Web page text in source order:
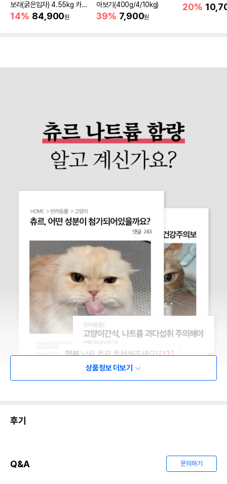
보라(굵은입자) 4.55kg 카사
바모래
14% 84,900원
아보기(400g/4/10kg)
39% 7,900원
20%
상품정보 더보기
후기
Q&A 문의하기